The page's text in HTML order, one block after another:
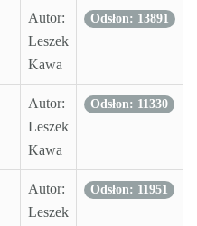
Autor:
Leszek
Kawa
Odsłon: 13891
Autor:
Leszek
Kawa
Odsłon: 11330
Autor:
Leszek
Odsłon: 11951